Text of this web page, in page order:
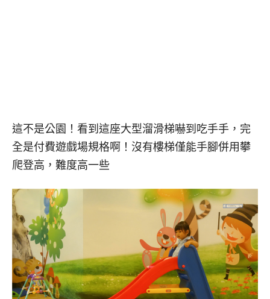
這不是公園！看到這座大型溜滑梯嚇到吃手手，完
全是付費遊戲場規格啊！沒有樓梯僅能手腳併用攀
爬登高，難度高一些